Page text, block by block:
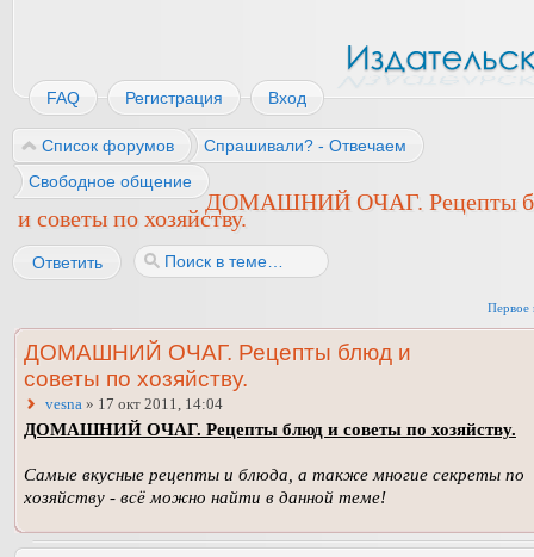
FAQ Регистрация Вход
Список форумов
Спрашивали? - Отвечаем
Свободное общение
ДОМАШНИЙ ОЧАГ. Рецепты
и советы по хозяйству.
Ответить
Первое
ДОМАШНИЙ ОЧАГ. Рецепты блюд и
советы по хозяйству.
vesna » 17 окт 2011, 14:04
ДОМАШНИЙ ОЧАГ. Рецепты блюд и советы по хозяйству.
Самые вкусные рецепты и блюда, а также многие секреты по
хозяйству - всё можно найти в данной теме!